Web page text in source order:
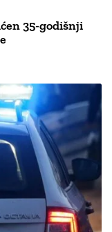
35-godišnji